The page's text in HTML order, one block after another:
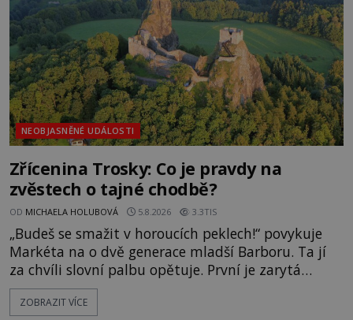
NEOBJASNĚNÉ UDÁLOSTI
Zřícenina Trosky: Co je pravdy na
zvěstech o tajné chodbě?
OD MICHAELA HOLUBOVÁ 5.8.2026 3.3TIS
„Budeš se smažit v horoucích peklech!“ povykuje
Markéta na o dvě generace mladší Barboru. Ta jí
za chvíli slovní palbu opětuje. První je zarytá
katolička, druhá přesvědčená kališnice. A každá z
nich se usídlí na jedné z věží slavného hradu
ZOBRAZIT VÍCE